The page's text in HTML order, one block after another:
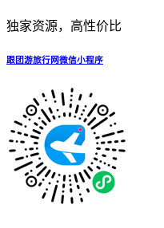
独家资源，高性价比
跟团游旅行网微信小程序